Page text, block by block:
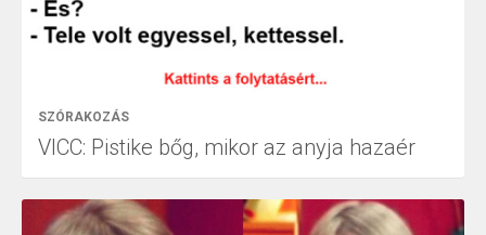
SZÓRAKOZÁS
VICC: Pistike bőg, mikor az anyja hazaér